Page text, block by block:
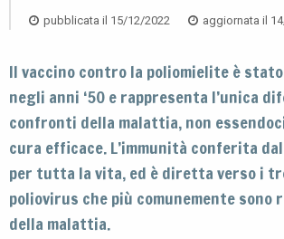
pubblicata il 15/12/2022 aggiornata il
Il vaccino contro la poliomielite è
negli anni ‘50 e rappresenta l’unica
confronti della malattia, non
cura efficace. L’immunità conferita
per tutta la vita, ed è diretta verso i
poliovirus che più comunemente sono
della malattia.